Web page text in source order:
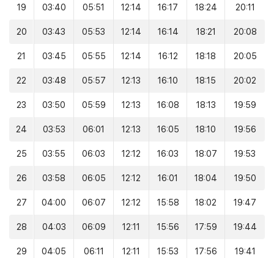
19 03:40 05:51 12:14 16:17 18:24 20:11
20 03:43 05:53 12:14 16:14 18:21 20:08
21 03:45 05:55 12:14 16:12 18:18 20:05
22 03:48 05:57 12:13 16:10 18:15 20:02
23 03:50 05:59 12:13 16:08 18:13 19:59
24 03:53 06:01 12:13 16:05 18:10 19:56
25 03:55 06:03 12:12 16:03 18:07 19:53
26 03:58 06:05 12:12 16:01 18:04 19:50
27 04:00 06:07 12:12 15:58 18:02 19:47
28 04:03 06:09 12:11 15:56 17:59 19:44
29 04:05 06:11 12:11 15:53 17:56 19:41